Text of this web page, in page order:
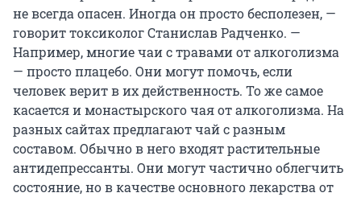
не всегда опасен. Иногда он просто бесполезен, —
говорит токсиколог Станислав Радченко. —
Например, многие чаи с травами от алкоголизма
— просто плацебо. Они могут помочь, если
человек верит в их действенность. То же самое
касается и монастырского чая от алкоголизма. На
разных сайтах предлагают чай с разным
составом. Обычно в него входят растительные
антидепрессанты. Они могут частично облегчить
состояние, но в качестве основного лекарства от